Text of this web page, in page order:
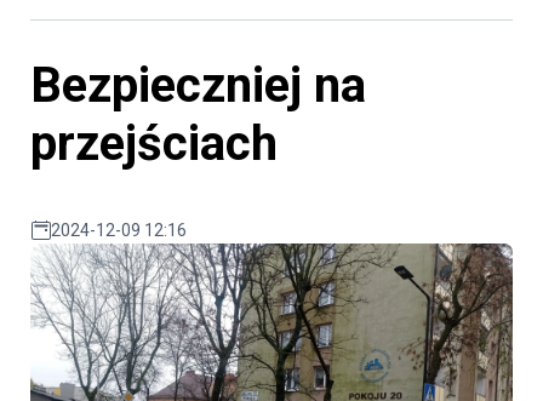
Bezpieczniej na
przejściach
2024-12-09 12:16